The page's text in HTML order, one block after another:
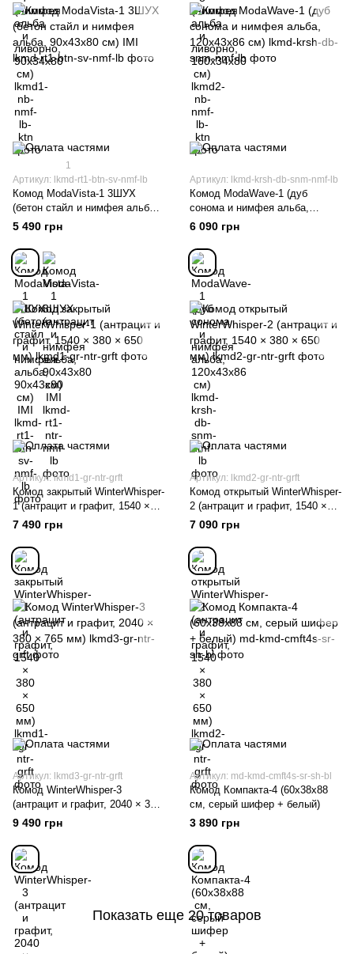
1
Артикул: lkmd-rt1-btn-sv-nmf-lb
Комод ModaVista-1 3ШУХ
(бетон стайл и нимфея альба,
90x43x80 см) IMI
5 490 грн
Артикул: lkmd-krsh-db-snm-nmf-lb
Комод ModaWave-1 (дуб
сонома и нимфея альба,
120х43х86 см)
6 090 грн
Артикул: lkmd1-gr-ntr-grft
Комод закрытый WinterWhisper-
1 (антрацит и графит, 1540 ×
380 × 650 мм)
7 490 грн
Артикул: lkmd2-gr-ntr-grft
Комод открытый WinterWhisper-
2 (антрацит и графит, 1540 ×
380 × 650 мм)
7 090 грн
Артикул: lkmd3-gr-ntr-grft
Комод WinterWhisper-3
(антрацит и графит, 2040 × 380
× 765 мм)
9 490 грн
Артикул: md-kmd-cmft4s-sr-sh-bl
Комод Компакта-4 (60х38х88
см, серый шифер + белый)
3 890 грн
Показать еще 20 товаров